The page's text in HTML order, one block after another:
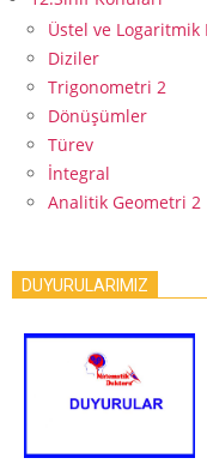
Üstel ve Logaritmik
Diziler
Trigonometri 2
Dönüşümler
Türev
İntegral
Analitik Geometri 2
DUYURULARIMIZ